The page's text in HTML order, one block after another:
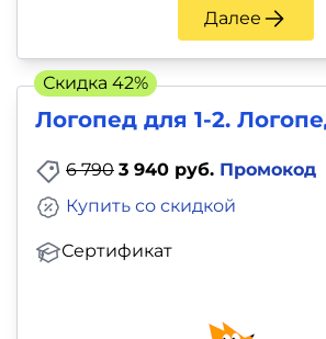
Далее
Логопед для 1-2.
6 790 3 940 руб. Промокод
Сертификат
Купить со скидкой
Скидка 42%